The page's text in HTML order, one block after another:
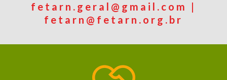
fetarn.geral@gmail.com |
fetarn@fetarn.org.br